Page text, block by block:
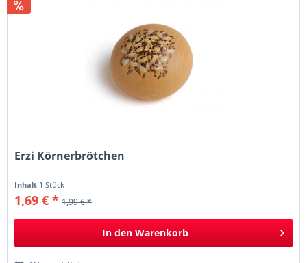
Erzi Körnerbrötchen
Inhalt 1 Stück
1,69 € * 1,99 € *
In den Warenkorb